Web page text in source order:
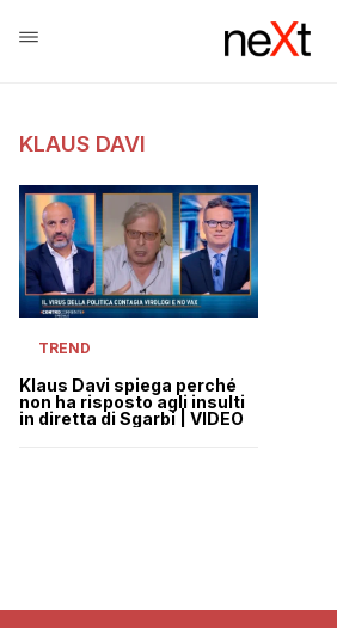
KLAUS DAVI
TREND
Klaus Davi spiega perché
non ha risposto agli insulti
in diretta di Sgarbi | VIDEO